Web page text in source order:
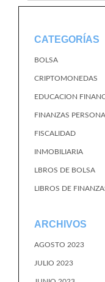
CATEGORÍAS
BOLSA
CRIPTOMONEDAS
EDUCACION
FINANZAS
FISCALIDAD
INMOBILIARIA
LBROS DE BOLSA
LIBROS DE
ARCHIVOS
AGOSTO 2023
JULIO 2023